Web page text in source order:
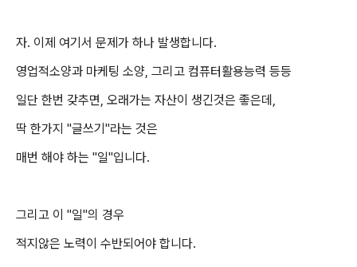
자. 이제 여기서 문제가 하나 발생합니다.
영업적소양과 마케팅 소양, 그리고 컴퓨터활용능력 등등
일단 한번 갖추면, 오래가는 자산이 생긴것은 좋은데,
딱 한가지 "글쓰기"라는 것은
매번 해야 하는 "일"입니다.
그리고 이 "일"의 경우
적지않은 노력이 수반되어야 합니다.